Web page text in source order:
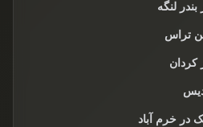
لنگه
کردان
در خرم آباد